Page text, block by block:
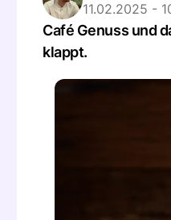
11.02.2025 -
Café Genuss und
klappt.